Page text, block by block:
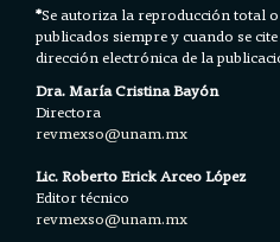
*Se autoriza la reproducción total
publicados siempre y cuando se
dirección electrónica de la
Dra. María Cristina Bayón
Directora
revmexso@unam.mx
Lic. Roberto Erick Arceo López
Editor técnico
revmexso@unam.mx